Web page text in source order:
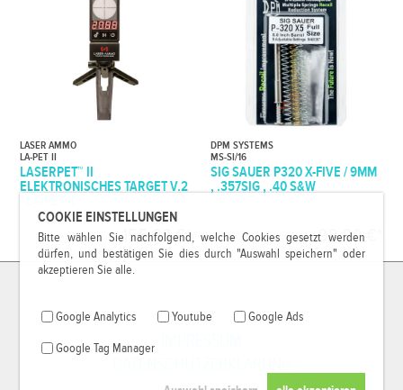
COOKIE EINSTELLUNGEN
Bitte wählen Sie nachfolgend, welche Cookies gesetzt werden
dürfen, und bestätigen Sie dies durch "Auswahl speichern" oder
akzeptieren Sie alle.
Google Analytics Youtube Google Ads
Google Tag Manager
LASER AMMO
LA-PET II
LASERPET™ II
ELEKTRONISCHES TARGET V.2
155,00 €*
DPM SYSTEMS
MS-SI/16
SIG SAUER P320 X-FIVE / 9MM
, .357SIG , .40 S&W
98,99 €*